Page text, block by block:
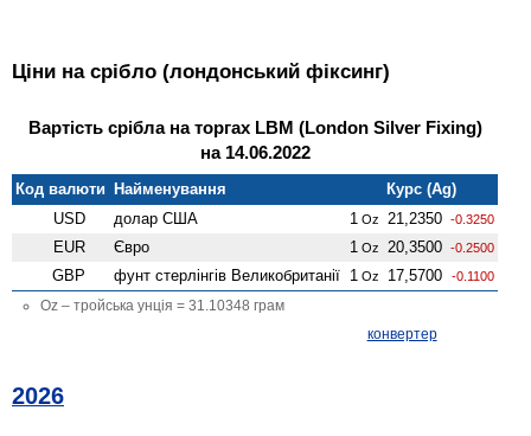
Ціни на срібло (лондонський фіксинг)
Вартість срібла на торгах LBM (London Silver Fixing)
на 14.06.2022
Код валюти Найменування
Курс (Ag)
USD
долар США 1 Oz 21,2350 -0.3250
EUR Євро 1 Oz 20,3500 -0.2500
GBP фунт стерлінгів Велико­британії 1 Oz 17,5700 -0.1100
Oz – тройська унція = 31.10348 грам
конвертер
2026